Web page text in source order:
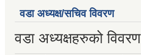
वडा अध्यक्ष/सचिव विवरण
वडा अध्यक्षहरुको विवरण